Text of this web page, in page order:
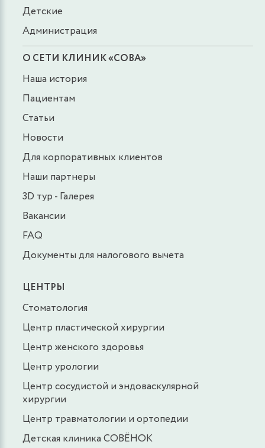
Детские
Администрация
О СЕТИ КЛИНИК «СОВА»
Наша история
Пациентам
Статьи
Новости
Для корпоративных клиентов
Наши партнеры
3D тур - Галерея
Вакансии
FAQ
Документы для налогового вычета
ЦЕНТРЫ
Стоматология
Центр пластической хирургии
Центр женского здоровья
Центр урологии
Центр сосудистой и эндоваскулярной
хирургии
Центр травматологии и ортопедии
Детская клиника СОВЁНОК